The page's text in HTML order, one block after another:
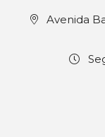
Avenida